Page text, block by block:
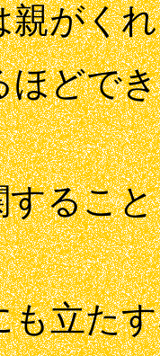
親がく
ほどで
こと
も立た